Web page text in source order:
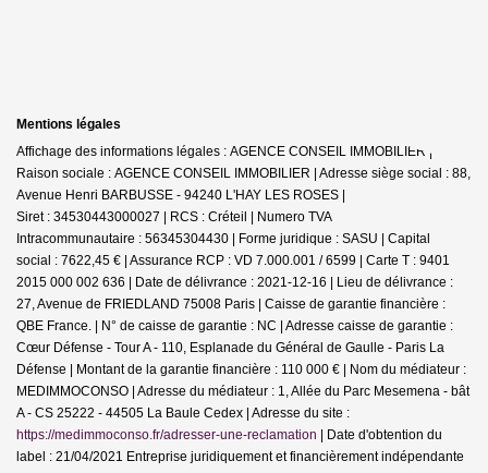
Mentions légales
Affichage des informations légales : AGENCE CONSEIL IMMOBILIER |
Raison sociale : AGENCE CONSEIL IMMOBILIER | Adresse siège social : 88,
Avenue Henri BARBUSSE - 94240 L'HAY LES ROSES |
Siret : 34530443000027 | RCS : Créteil | Numero TVA
Intracommunautaire : 56345304430 | Forme juridique : SASU | Capital
social : 7622,45 € | Assurance RCP : VD 7.000.001 / 6599 | Carte T : 9401
2015 000 002 636 | Date de délivrance : 2021-12-16 | Lieu de délivrance :
27, Avenue de FRIEDLAND 75008 Paris | Caisse de garantie financière :
QBE France. | N° de caisse de garantie : NC | Adresse caisse de garantie :
Cœur Défense - Tour A - 110, Esplanade du Général de Gaulle - Paris La
Défense | Montant de la garantie financière : 110 000 € | Nom du médiateur :
MEDIMMOCONSO | Adresse du médiateur : 1, Allée du Parc Mesemena - bât
A - CS 25222 - 44505 La Baule Cedex | Adresse du site :
https://medimmoconso.fr/adresser-une-reclamation | Date d'obtention du
label : 21/04/2021 Entreprise juridiquement et financièrement indépendante